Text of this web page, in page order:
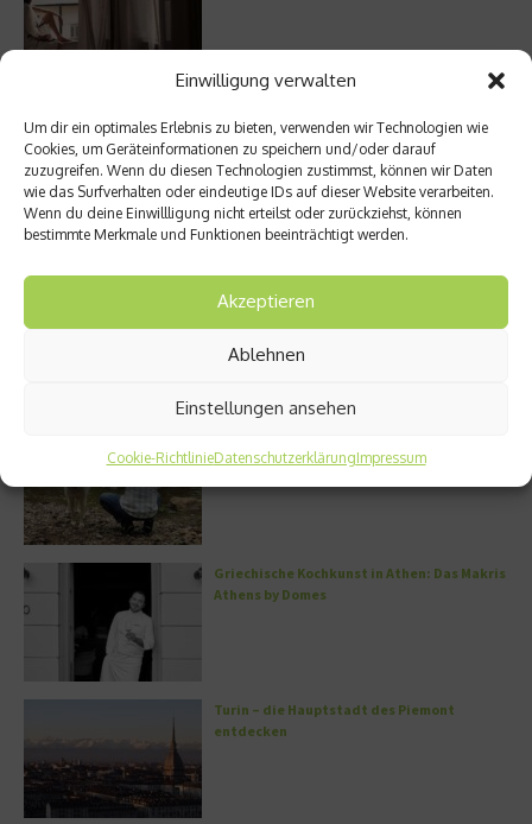
Einwilligung verwalten
Um dir ein optimales Erlebnis zu bieten, verwenden wir Technologien wie
Cookies, um Geräteinformationen zu speichern und/oder darauf
zuzugreifen. Wenn du diesen Technologien zustimmst, können wir Daten
wie das Surfverhalten oder eindeutige IDs auf dieser Website verarbeiten.
Wenn du deine Einwillligung nicht erteilst oder zurückziehst, können
bestimmte Merkmale und Funktionen beeinträchtigt werden.
Akzeptieren
Ablehnen
Einstellungen ansehen
Cookie-RichtlinieDatenschutzerklärungImpressum
Street Art Glossar – Die Codes der Szene
Architektur: Verrückte Häuser
Griechische Kochkunst in Athen: Das Makris
Athens by Domes
Turin – die Hauptstadt des Piemont
entdecken